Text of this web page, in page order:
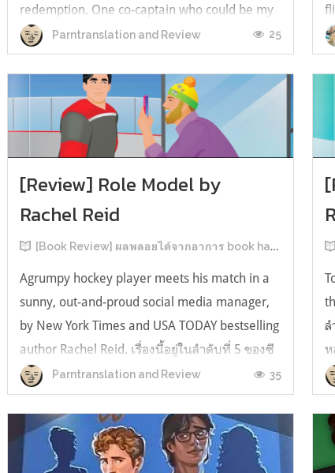
redemption. One co-captain who could be my
forever. This is the rest of the story. หลังอ่าน
แบบฟีลกู้ดติดๆ กันแล้ว เลยอยากได้ความแสบ
ทรวงในชีวิตบ้าง (หาเรื่อง!) เล่มนี้คู่หูเอ...
Parntranslation and Review 25
คุ
[Review] Role Model by
Rachel Reid
[Book Review] ผลพลอยได้จากอาการ book hangover หลังอ่านสารพัน MM Romance
Agrumpy hockey player meets his match in a
sunny, out-and-proud social media manager,
by New York Times and USA TODAY bestselling
author Rachel Reid. เรื่องนี้อยู่ในลำดับที่ 5 ของซี
รีส์ Game Changer แต่เป็นเรื่องที่ 3 ที่เราหยิบมา
อ่าน เพราะเห็นว่าเป็นเรื่องในไทม์ไลน์เดียวกันกับ
TheLong Game ประกอบกั...
Parntranslation and Review 35
ล
ห
2